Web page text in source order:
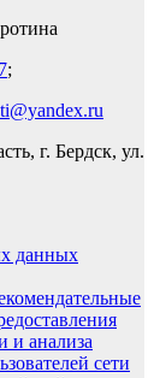
;
г. Бердск, ул.
данных
и анализа
сети